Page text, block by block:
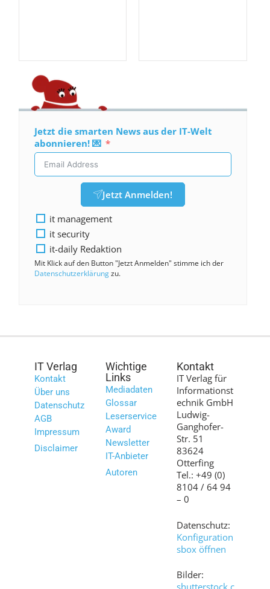
Jetzt die smarten News aus der IT-Welt
abonnieren! 💌
Jetzt Anmelden!
it management
it security
it-daily Redaktion
Mit Klick auf den Button "Jetzt Anmelden" stimme ich der
Datenschutzerklärungzu.
IT Verlag
Kontakt
Über uns
Datenschutz
AGB
Impressum
Disclaimer
Wichtige
Links
Mediadaten
Glossar
Leserservice
Award
Newsletter
IT-Anbieter
Autoren
Kontakt
IT Verlag für
Informationst
echnik GmbH
Ludwig-
Ganghofer-
Str. 51
83624
Otterfing
Tel.: +49 (0)
8104 / 64 94
– 0
Datenschutz:
Konfiguration
sbox öffnen
Bilder:
shutterstock.c